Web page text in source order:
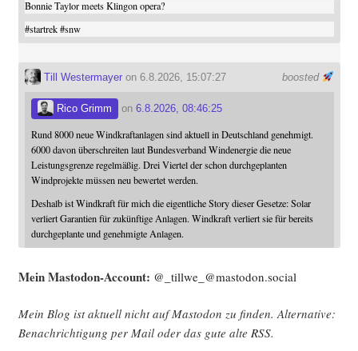
Bonnie Taylor meets Klingon opera?
#startrek #snw
boosted
Till Westermayeron 6.8.2026, 15:07:27
Rico Grimm on 6.8.2026, 08:46:25
Rund 8000 neue Windkraftanlagen sind aktuell in Deutschland genehmigt.
6000 davon überschreiten laut Bundesverband Windenergie die neue
Leistungsgrenze regelmäßig. Drei Viertel der schon durchgeplanten
Windprojekte müssen neu bewertet werden.
Deshalb ist Windkraft für mich die eigentliche Story dieser Gesetze: Solar
verliert Garantien für zukünftige Anlagen. Windkraft verliert sie für bereits
durchgeplante und genehmigte Anlagen.
Mein Mast­o­don-Account: @_tillwe_@mastodon.social
Mein Blog ist aktu­ell nicht auf Mast­o­don zu fin­den. Alter­na­ti­ve:
Benach­rich­ti­gung per Mail oder das gute alte RSS.